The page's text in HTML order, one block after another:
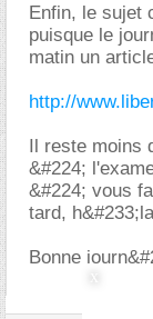
Enfin, le sujet
puisque le
matin un
http://
Il reste moins
&#224;
&#224; vous
tard,
Bonne